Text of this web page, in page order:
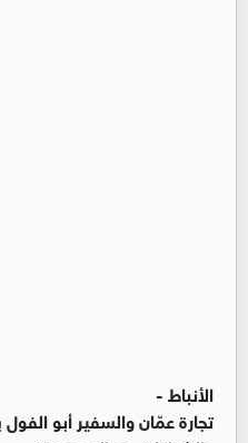
الأنباط -
تجارة عمّان والسفير أبو الفول